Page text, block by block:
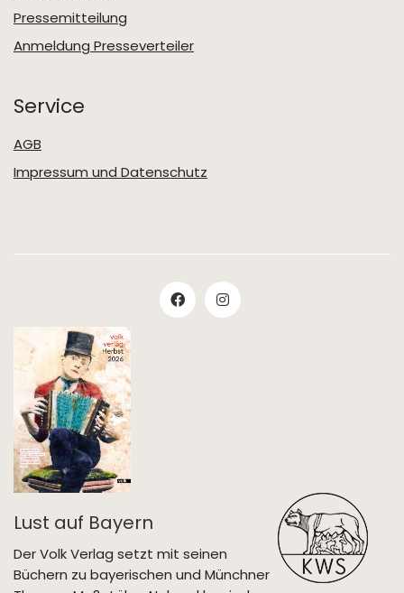
Pressemitteilung
Anmeldung Presseverteiler
Service
AGB
Impressum und Datenschutz
Lust auf Bayern
Der Volk Verlag setzt mit seinen
Büchern zu bayerischen und Münchner